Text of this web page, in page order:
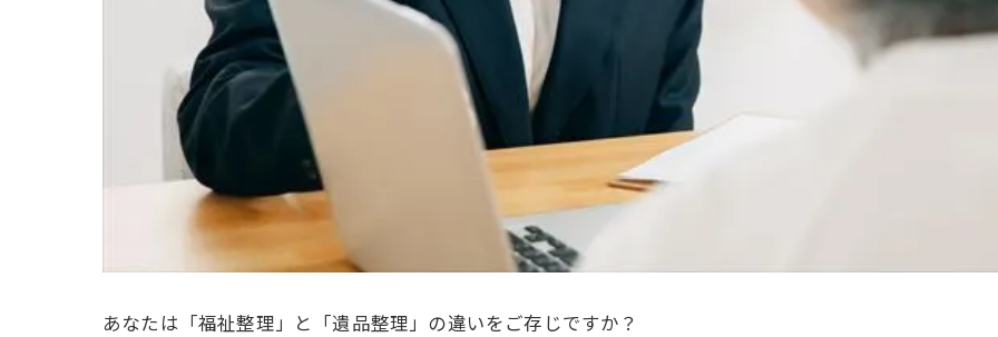
あなたは「福祉整理」と「遺品整理」の違いをご存じですか？